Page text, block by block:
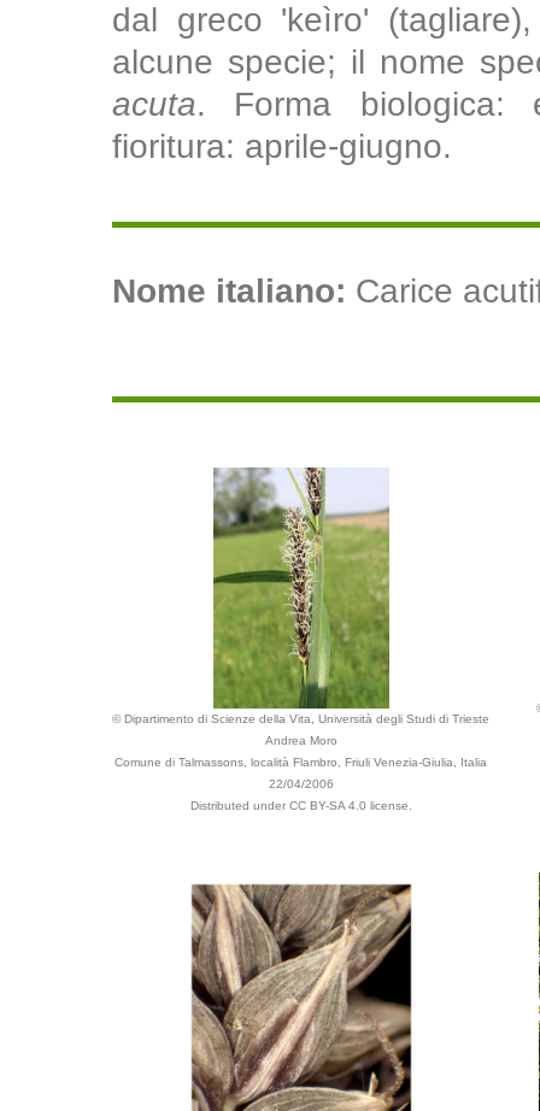
dal greco 'keìro'
alcune specie; il nome
acuta. Forma biologica:
fioritura: aprile-giugno.
Nome italiano: Carice
© Dipartimento di Scienze della Vita, Università degli Studi di Trieste
Andrea Moro
Comune di Talmassons, località Flambro, Friuli Venezia-Giulia, Italia
22/04/2006
Distributed under CC BY-SA 4.0 license.